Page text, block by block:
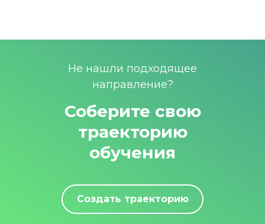
Не нашли подходящее
направление?
Соберите свою
траекторию
обучения
Создать траекторию